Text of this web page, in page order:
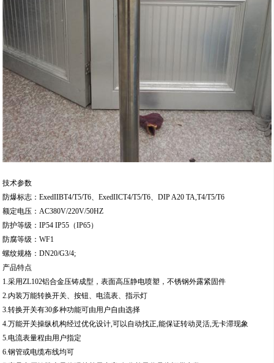
技术参数
防爆标志：ExedIIBT4/T5/T6、ExedIICT4/T5/T6、DIP A20 TA,T4/T5/T6